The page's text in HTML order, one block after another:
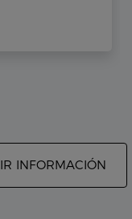
INFORMACIÓN